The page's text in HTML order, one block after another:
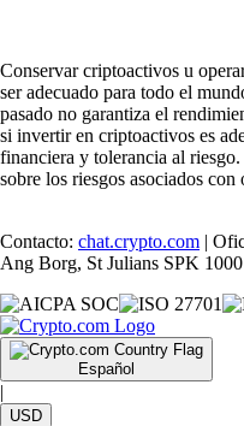
Conservar criptoactivos u
ser adecuado para todo el
pasado no garantiza el
si invertir en criptoactivos es
financiera y tolerancia al
sobre los riesgos asociados
Contacto: chat.crypto.com |
Ang Borg, St Julians SPK
Español
|
USD